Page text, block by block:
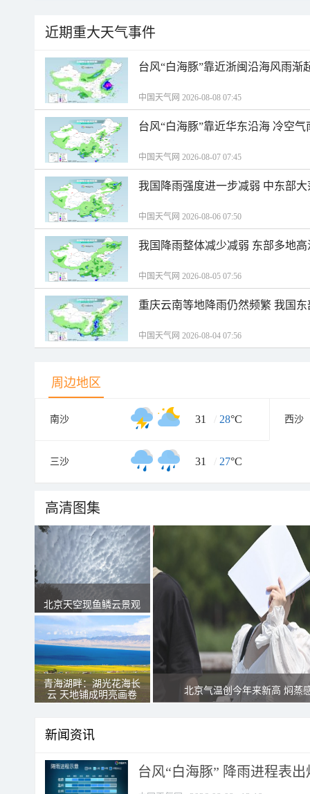
近期重大天气事件
台风“白海豚”靠近浙闽沿海风雨渐
中国天气网 2026-08-08 07:45
台风“白海豚”靠近华东沿海 冷空
中国天气网 2026-08-07 07:45
我国降雨强度进一步减弱 中东部
中国天气网 2026-08-06 07:50
我国降雨整体减少减弱 东部多地
中国天气网 2026-08-05 07:56
重庆云南等地降雨仍然频繁 我国
中国天气网 2026-08-04 07:56
周边地区
南沙 31 / 28°C 西沙
三沙 31 / 27°C
高清图集
北京天空现鱼鳞云景观
青海湖畔：湖光花海长
云 天地铺成明亮画卷
北京气温创今年来新高 焖蒸
新闻资讯
台风“白海豚” 降雨进程表